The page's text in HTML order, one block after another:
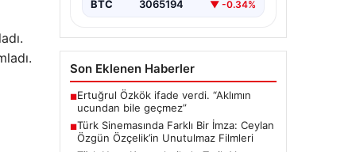
BTC 3065194 ▼ -0.34%
Son Eklenen Haberler
■Ertuğrul Özkök ifade verdi. “Aklımın
ucundan bile geçmez”
■Türk Sinemasında Farklı Bir İmza: Ceylan
Özgün Özçelik’in Unutulmaz Filmleri